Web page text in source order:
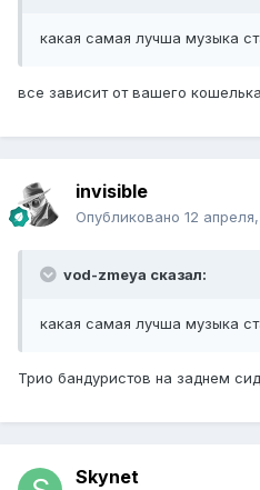
какая самая лучша музыка
все зависит от вашего
invisible
Опубликовано 12
vod-zmeya сказал:
какая самая лучша музыка
Трио бандуристов на заднем
Skynet